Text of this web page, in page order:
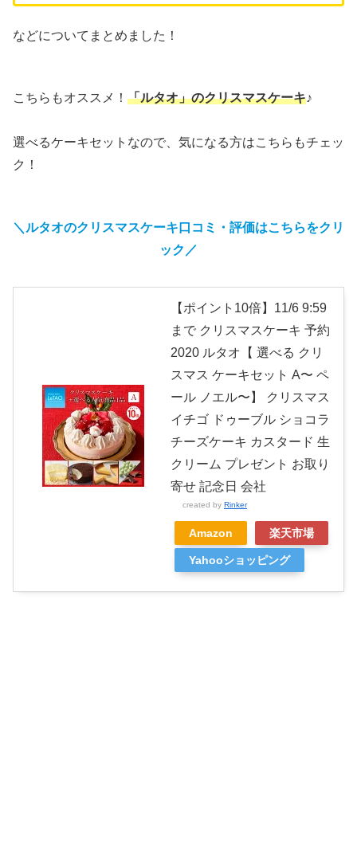
などについてまとめました！
こちらもオススメ！ 「ルタオ」のクリスマスケーキ♪
選べるケーキセットなので、気になる方はこちらもチェッ
ク！
＼ルタオのクリスマスケーキ口コミ・ 評価はこちらをクリ
ック／
【ポイント10倍】11/6 9:59
まで クリスマスケーキ 予約
2020 ルタオ【 選べる クリ
スマス ケーキセット A〜 ペ
ール ノエル〜】 クリスマス
イチゴ ドゥーブル ショコラ
チーズケーキ カスタード 生
クリーム プレゼント お取り
寄せ 記念日 会社
created by Rinker
Amazon 楽天市場
Yahooショッピング